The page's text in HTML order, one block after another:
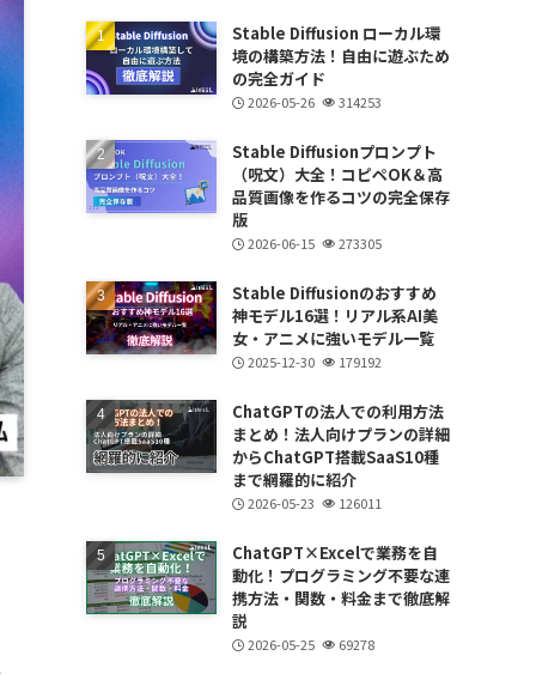
Stable Diffusion ローカル環
境の構築方法！自由に遊ぶため
の完全ガイド
2026-05-26 314253
Stable Diffusionプロンプト
（呪文）大全！コピペOK＆高
品質画像を作るコツの完全保存
版
2026-06-15 273305
Stable Diffusionのおすすめ
神モデル16選！リアル系AI美
女・アニメに強いモデル一覧
2025-12-30 179192
ChatGPTの法人での利用方法
まとめ！法人向けプランの詳細
からChatGPT搭載SaaS10種
まで網羅的に紹介
2026-05-23 126011
ChatGPT×Excelで業務を自
動化！プログラミング不要な連
携方法・関数・料金まで徹底解
説
2026-05-25 69278